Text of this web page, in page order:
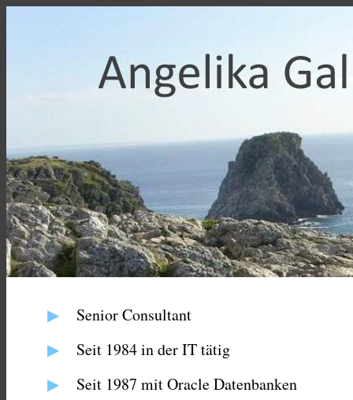
▶
Senior Consultant
▶
Seit 1984 in der IT tätig
▶
Seit 1987 mit Oracle Datenbanken